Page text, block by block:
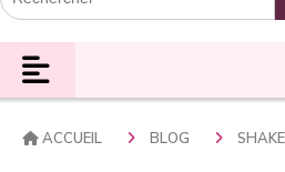
ACCUEIL BLOG